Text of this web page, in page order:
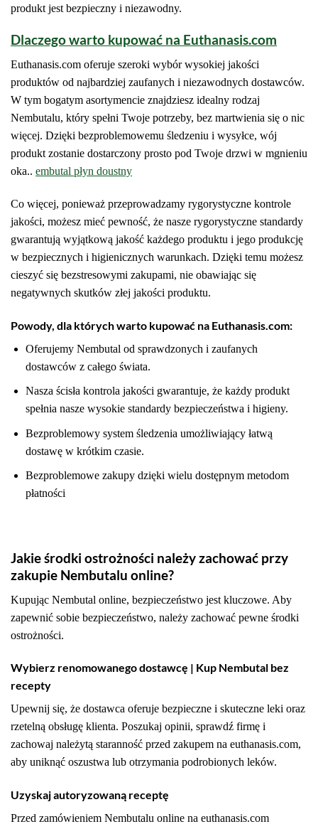
produkt jest bezpieczny i niezawodny.
Dlaczego warto kupować na Euthanasis.com
Euthanasis.com oferuje szeroki wybór wysokiej jakości
produktów od najbardziej zaufanych i niezawodnych dostawców.
W tym bogatym asortymencie znajdziesz idealny rodzaj
Nembutalu, który spełni Twoje potrzeby, bez martwienia się o nic
więcej. Dzięki bezproblemowemu śledzeniu i wysyłce, wój
produkt zostanie dostarczony prosto pod Twoje drzwi w mgnieniu
oka.. embutal płyn doustny
Co więcej, ponieważ przeprowadzamy rygorystyczne kontrole
jakości, możesz mieć pewność, że nasze rygorystyczne standardy
gwarantują wyjątkową jakość każdego produktu i jego produkcję
w bezpiecznych i higienicznych warunkach. Dzięki temu możesz
cieszyć się bezstresowymi zakupami, nie obawiając się
negatywnych skutków złej jakości produktu.
Powody, dla których warto kupować na Euthanasis.com:
Oferujemy Nembutal od sprawdzonych i zaufanych
dostawców z całego świata.
Nasza ścisła kontrola jakości gwarantuje, że każdy produkt
spełnia nasze wysokie standardy bezpieczeństwa i higieny.
Bezproblemowy system śledzenia umożliwiający łatwą
dostawę w krótkim czasie.
Bezproblemowe zakupy dzięki wielu dostępnym metodom
płatności
Jakie środki ostrożności należy zachować przy
zakupie Nembutalu online?
Kupując Nembutal online, bezpieczeństwo jest kluczowe. Aby
zapewnić sobie bezpieczeństwo, należy zachować pewne środki
ostrożności.
Wybierz renomowanego dostawcę | Kup Nembutal bez
recepty
Upewnij się, że dostawca oferuje bezpieczne i skuteczne leki oraz
rzetelną obsługę klienta. Poszukaj opinii, sprawdź firmę i
zachowaj należytą staranność przed zakupem na euthanasis.com,
aby uniknąć oszustwa lub otrzymania podrobionych leków.
Uzyskaj autoryzowaną receptę
Przed zamówieniem Nembutalu online na euthanasis.com